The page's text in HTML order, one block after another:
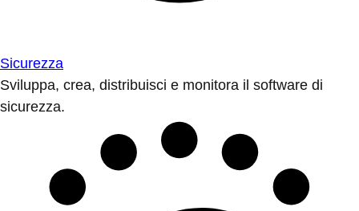
Sicurezza
Sviluppa, crea, distribuisci e monitora il software di
sicurezza.